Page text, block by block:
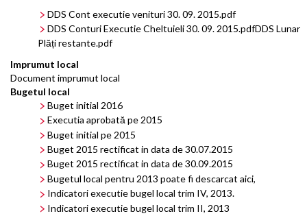
DDS Cont executie venituri 30. 09. 2015.pdf
DDS Conturi Executie Cheltuieli 30. 09. 2015.pdfDDS Lunar
Plăți restante.pdf
Imprumut local
Document imprumut local
Bugetul local
Buget initial 2016
Executia aprobată pe 2015
Buget initial pe 2015
Buget 2015 rectificat in data de 30.07.2015
Buget 2015 rectificat in data de 30.09.2015
Bugetul local pentru 2013 poate fi descarcat aici,
Indicatori executie bugel local trim IV, 2013.
Indicatori executie bugel local trim II, 2013